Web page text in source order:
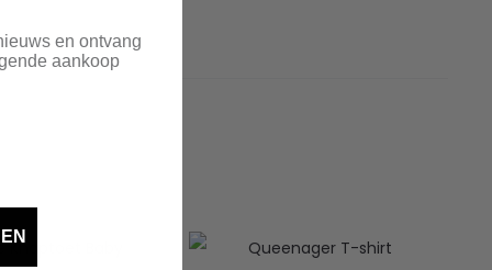
en ontvang
aankoop